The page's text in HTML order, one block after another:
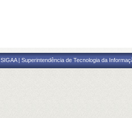
SIGAA | Superintendência de Tecnologia da